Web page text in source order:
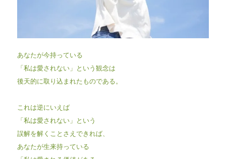
あなたが今持っている
「私は愛されない」という観念は
後天的に取り込まれたものである。
これは逆にいえば
「私は愛されない」という
誤解を解くことさえできれば、
あなたが生来持っている